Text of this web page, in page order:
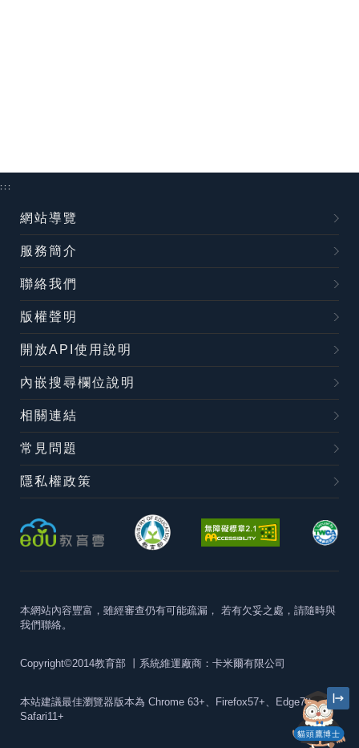
貓頭鷹博士
:::
網站導覽
服務簡介
聯絡我們
版權聲明
開放API使用說明
內嵌搜尋欄位說明
相關連結
常見問題
隱私權政策
本網站內容豐富，雖經審查仍有可能疏漏， 若有欠妥之處，請隨時與
我們聯絡。
Copyright©2014教育部 丨系統維運廠商：卡米爾有限公司
本站建議最佳瀏覽器版本為 Chrome 63+、Firefox57+、Edge79+及
Safari11+